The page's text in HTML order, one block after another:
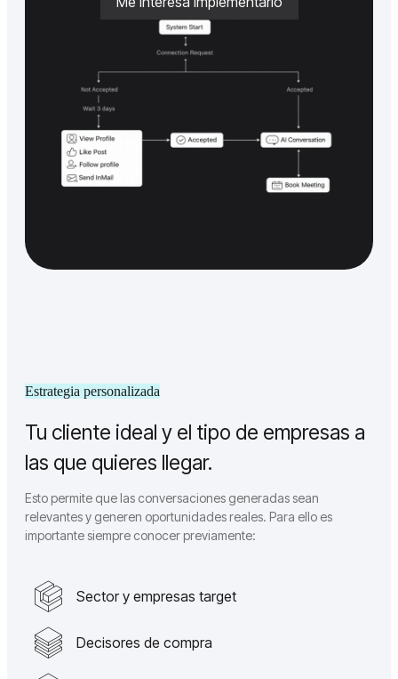
Estrategia personalizada
Tu cliente ideal y el tipo de empresas a
las que quieres llegar.
Esto permite que las conversaciones generadas sean
relevantes y generen oportunidades reales. Para ello es
importante siempre conocer previamente:
Sector y empresas target
Decisores de compra